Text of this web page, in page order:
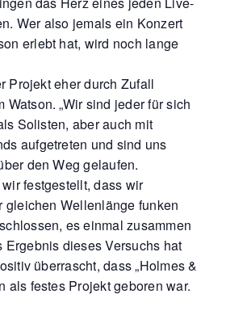
Wer also jemals ein Konzert
erlebt hat, wird noch lange
Projekt eher durch Zufall
Watson. „Wir sind jeder für sich
Solisten, aber auch mit
aufgetreten und sind uns
den Weg gelaufen.
festgestellt, dass wir
gleichen Wellenlänge funken
es einmal zusammen
Ergebnis dieses Versuchs hat
überrascht, dass „Holmes &
als festes Projekt geboren war.